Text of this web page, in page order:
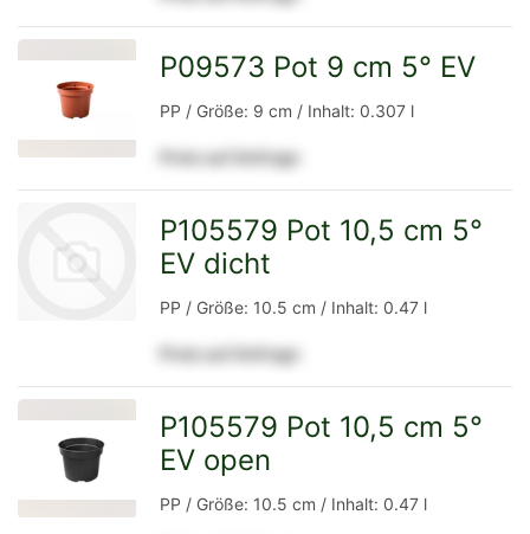
Detailseite
P09573 Pot 9 cm 5° EV
PP / Größe: 9 cm / Inhalt: 0.307 l
Preis auf Anfrage
Detailseite
P105579 Pot 10,5 cm 5°
EV dicht
PP / Größe: 10.5 cm / Inhalt: 0.47 l
Preis auf Anfrage
P105579 Pot 10,5 cm 5°
EV open
PP / Größe: 10.5 cm / Inhalt: 0.47 l